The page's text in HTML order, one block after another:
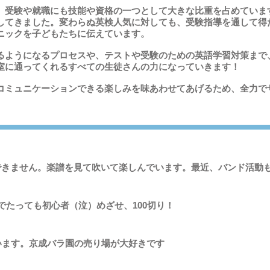
験や就職にも技能や資格の一つとして大きな比重を占めてい
きました。変わらぬ英検人気に対しても、受験指導を通して
クを子どもたちに伝えています。
うになるプロセスや、テストや受験のための英語学習対策ま
通ってくれるすべての生徒さんの力になっていきます！
ュニケーションできる楽しみを味あわせてあげるため、全力
ません。楽譜を見て吹いて楽しんでいます。最近、バンド活動
っても初心者（泣）めざせ、100切り！
す。京成バラ園の売り場が大好きです